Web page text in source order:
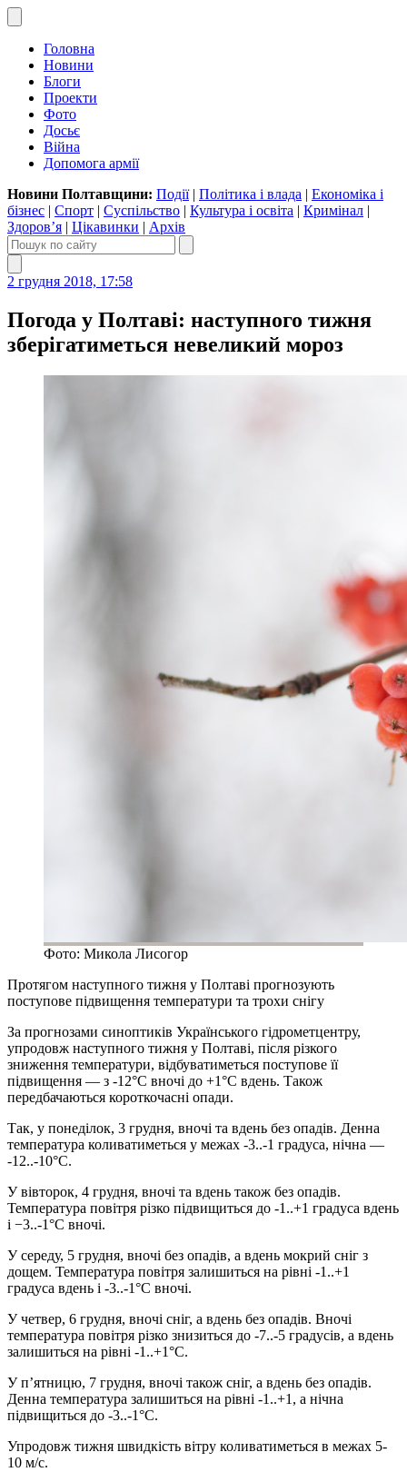
Головна
Новини
Блоги
Проекти
Фото
Досьє
Війна
Допомога армії
Новини Полтавщини: Події| Політика і влада | Економіка і
бізнес | Спорт | Суспільство | Культура і освіта | Кримінал |
Здоров’я | Цікавинки | Архів
2 грудня 2018, 17:58
Погода у Полтаві: наступного тижня
зберігатиметься невеликий мороз
Фото: Микола Лисогор
Протягом наступного тижня у Полтаві прогнозують
поступове підвищення температури та трохи снігу
За прогнозами синоптиків Українського гідрометцентру,
упродовж наступного тижня у Полтаві, після різкого
зниження температури, відбуватиметься поступове її
підвищення — з -12°С вночі до +1°С вдень. Також
передбачаються короткочасні опади.
Так, у понеділок, 3 грудня, вночі та вдень без опадів. Денна
температура коливатиметься у межах -3..-1 градуса, нічна —
-12..-10°С.
У вівторок, 4 грудня, вночі та вдень також без опадів.
Температура повітря різко підвищиться до -1..+1 градуса вдень
і −3..-1°С вночі.
У середу, 5 грудня, вночі без опадів, а вдень мокрий сніг з
дощем. Температура повітря залишиться на рівні -1..+1
градуса вдень і -3..-1°С вночі.
У четвер, 6 грудня, вночі сніг, а вдень без опадів. Вночі
температура повітря різко знизиться до -7..-5 градусів, а вдень
залишиться на рівні -1..+1°С.
У п’ятницю, 7 грудня, вночі також сніг, а вдень без опадів.
Денна температура залишиться на рівні -1..+1, а нічна
підвищиться до -3..-1°С.
Упродовж тижня швидкість вітру коливатиметься в межах 5-
10 м/с.